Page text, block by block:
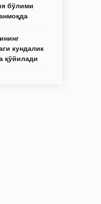
бўлими
кундалик
қўйилади